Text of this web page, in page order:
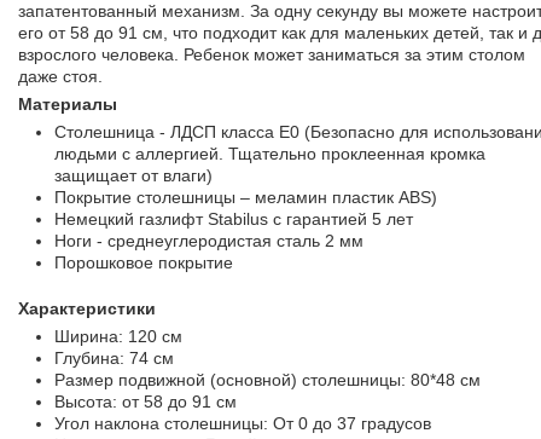
запатентованный механизм. За одну секунду вы можете
его от 58 до 91 см, что подходит как для маленьких детей, так и
взрослого человека. Ребенок может заниматься за этим столом
даже стоя.
Материалы
Столешница - ЛДСП класса Е0 (Безопасно для
людьми с аллергией. Тщательно проклеенная кромка
защищает от влаги)
Покрытие столешницы – меламин пластик ABS)
Немецкий газлифт Stabilus с гарантией 5 лет
Ноги - среднеуглеродистая сталь 2 мм
Порошковое покрытие
Характеристики
Ширина: 120 см
Глубина: 74 см
Размер подвижной (основной) столешницы: 80*48 см
Высота: от 58 до 91 см
Угол наклона столешницы: От 0 до 37 градусов